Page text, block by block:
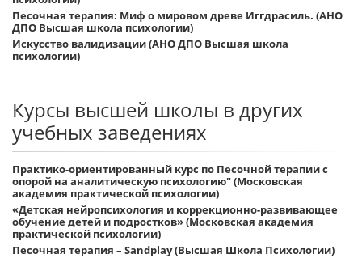
Песочная терапия: Миф о мировом древе Иггдрасиль. (АНО
ДПО Высшая школа психологии)
Искусство валидизации (АНО ДПО Высшая школа
психологии)
Курсы высшей школы в других
учебных заведениях
Практико-ориентированный курс по Песочной терапии с
опорой на аналитическую психологию" (Московская
академия практической психологии)
«Детская нейропсихология и коррекционно-развивающее
обучение детей и подростков» (Московская академия
практической психологии)
Песочная терапия – Sandplay (Высшая Школа Психологии)